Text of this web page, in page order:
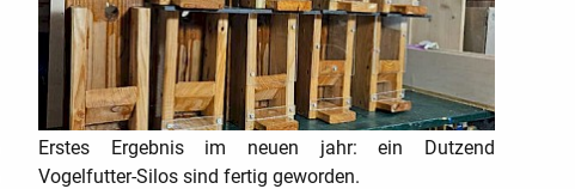
Erstes Ergebnis im neuen jahr: ein Dutzend
Vogelfutter-Silos sind fertig geworden.